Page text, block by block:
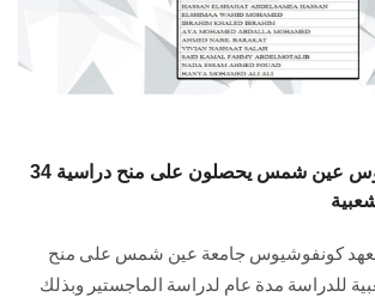
34 من طلاب كونفشيوس عين شمس يحصلون على منح دراسية
معهد كونفوشيوس جامعة عين شمس على منح
للدراسة مدة عام لدراسة الماجستير وبذلك